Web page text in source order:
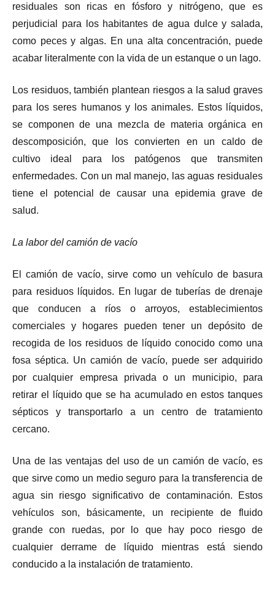
residuales son ricas en fósforo y nitrógeno, que es
perjudicial para los habitantes de agua dulce y salada,
como peces y algas. En una alta concentración, puede
acabar literalmente con la vida de un estanque o un lago.
Los residuos, también plantean riesgos a la salud graves
para los seres humanos y los animales. Estos líquidos,
se componen de una mezcla de materia orgánica en
descomposición, que los convierten en un caldo de
cultivo ideal para los patógenos que transmiten
enfermedades. Con un mal manejo, las aguas residuales
tiene el potencial de causar una epidemia grave de
salud.
La labor del camión de vacío
El camión de vacío, sirve como un vehículo de basura
para residuos líquidos. En lugar de tuberías de drenaje
que conducen a ríos o arroyos, establecimientos
comerciales y hogares pueden tener un depósito de
recogida de los residuos de líquido conocido como una
fosa séptica. Un camión de vacío, puede ser adquirido
por cualquier empresa privada o un municipio, para
retirar el líquido que se ha acumulado en estos tanques
sépticos y transportarlo a un centro de tratamiento
cercano.
Una de las ventajas del uso de un camión de vacío, es
que sirve como un medio seguro para la transferencia de
agua sin riesgo significativo de contaminación. Estos
vehículos son, básicamente, un recipiente de fluido
grande con ruedas, por lo que hay poco riesgo de
cualquier derrame de líquido mientras está siendo
conducido a la instalación de tratamiento.